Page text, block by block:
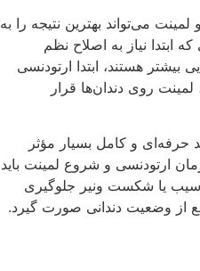
می‌تواند بهترین نتیجه را به
ابتدا نیاز به اصلاح نظم
بیشتر هستند، ابتدا ارتودنسی
روی دندان‌ها قرار
حرفه‌ای و کامل بسیار مؤثر
ارتودنسی و شروع لمینت باید
یا شکست ونیر جلوگیری
از وضعیت دندانی صورت گیرد.